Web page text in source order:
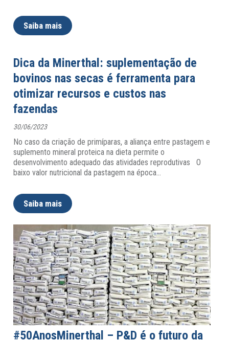
Saiba mais
Dica da Minerthal: suplementação de
bovinos nas secas é ferramenta para
otimizar recursos e custos nas
fazendas
30/06/2023
No caso da criação de primíparas, a aliança entre pastagem e
suplemento mineral proteica na dieta permite o
desenvolvimento adequado das atividades reprodutivas O
baixo valor nutricional da pastagem na época
Saiba mais
#50AnosMinerthal – P&D é o futuro da